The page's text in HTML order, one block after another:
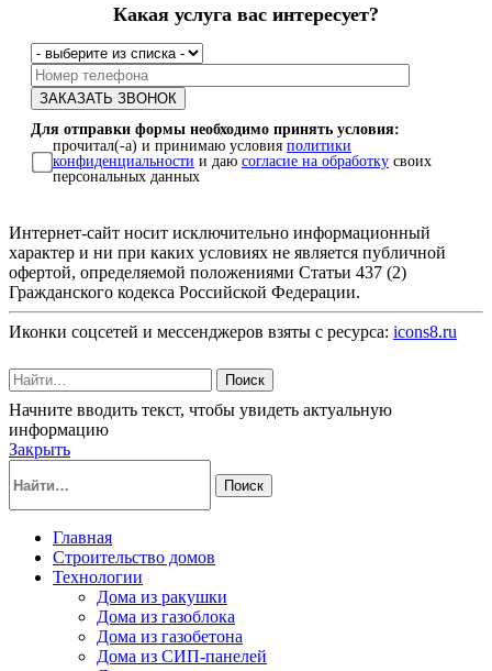
Какая услуга вас интересует?
Для отправки формы необходимо принять условия:
прочитал(-а) и принимаю условия политики
конфиденциальности и даю согласие на обработку своих
персональных данных
Интернет-сайт носит исключительно информационный
характер и ни при каких условиях не является публичной
офертой, определяемой положениями Статьи 437 (2)
Гражданского кодекса Российской Федерации.
Иконки соцсетей и мессенджеров взяты с ресурса: icons8.ru
Поиск
Начните вводить текст, чтобы увидеть актуальную
информацию
Закрыть
Поиск
Главная
Строительство домов
Технологии
Дома из ракушки
Дома из газоблока
Дома из газобетона
Дома из СИП-панелей